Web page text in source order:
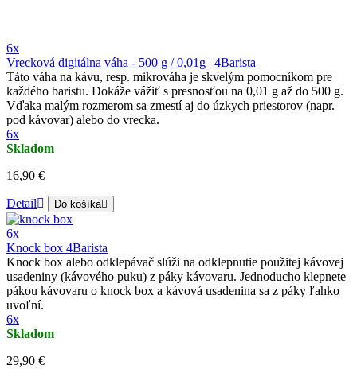
6x
Vrecková digitálna váha - 500 g / 0,01g | 4Barista
Táto váha na kávu, resp. mikrováha je skvelým pomocníkom pre
každého baristu. Dokáže vážiť s presnosťou na 0,01 g až do 500 g.
Vďaka malým rozmerom sa zmestí aj do úzkych priestorov (napr.
pod kávovar) alebo do vrecka.
6x
Skladom
16,90 €
Detail Do košíka
6x
Knock box 4Barista
Knock box alebo odklepávač slúži na odklepnutie použitej kávovej
usadeniny (kávového puku) z páky kávovaru. Jednoducho klepnete
pákou kávovaru o knock box a kávová usadenina sa z páky ľahko
uvoľní.
6x
Skladom
29,90 €